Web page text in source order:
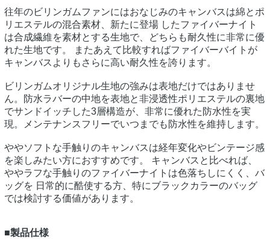
往年のビリンガムファンにはおなじみのキャンバスは綿とポ
リエステルの混合素材、新たに登場 したファイバーナイト
は合成繊維を素材とする生地で、どちらも耐久性に非常に優
れた生地です。 またあえて比較すればファイバーバイトが
キャンバスよりもさらに高い耐久性を誇ります。
ビリンガムオリジナル生地の強みは表地だけではありませ
ん。防水ラバーの中地を表地と非浸透性ポリエステルの裏地
でサンドイッチした3層構造が、非常に優れた防水性を実
現。メンテナンスフリーでいつまでも防水性を維持します。
ややソフトな手触りのキャンバスは経年変化やビンテージ感
を楽しみたい方におすすめです。 キャンバスと比べれば、
ややラフな手触りのファイバーナイトは色落ちしにくく、バ
ッグを 日常的に酷使する方、特にブラックカラーのバッグ
では検討する価値があります。
■製品仕様